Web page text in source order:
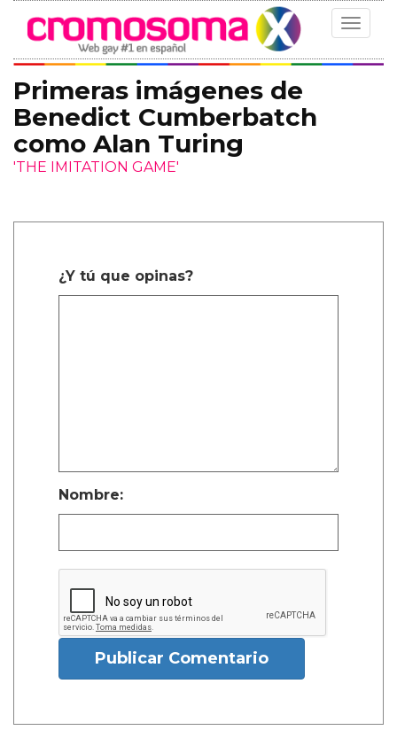
Toggle
Primeras imágenes de
Benedict Cumberbatch
como Alan Turing
'THE IMITATION GAME'
¿Y tú que opinas?
Nombre:
Publicar Comentario